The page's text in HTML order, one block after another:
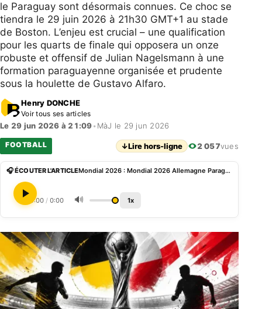
le Paraguay sont désormais connues. Ce choc se
tiendra le 29 juin 2026 à 21h30 GMT+1 au stade
de Boston. L’enjeu est crucial – une qualification
pour les quarts de finale qui opposera un onze
robuste et offensif de Julian Nagelsmann à une
formation paraguayenne organisée et prudente
sous la houlette de Gustavo Alfaro.
Henry DONCHE
Voir tous ses articles
Le 29 jun 2026 à 21:09• MàJ le 29 jun 2026
FOOTBALL ↓Lire hors-ligne 2 057vues
🎧 ÉCOUTER L'ARTICLE Mondial 2026 : Mondial 2026 Allemagne Paraguay Le 4 2 3 1 allemand face au 4 5 1 paraguayen à Boston
0:00 / 0:00 🔊 1x